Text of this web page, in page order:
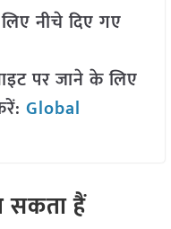
नीचे दिए गए
पर जाने के लिए
Global
हैं